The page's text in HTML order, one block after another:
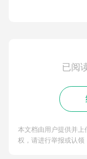
已阅
本文档由用户提供并上
权，请进行举报或认领